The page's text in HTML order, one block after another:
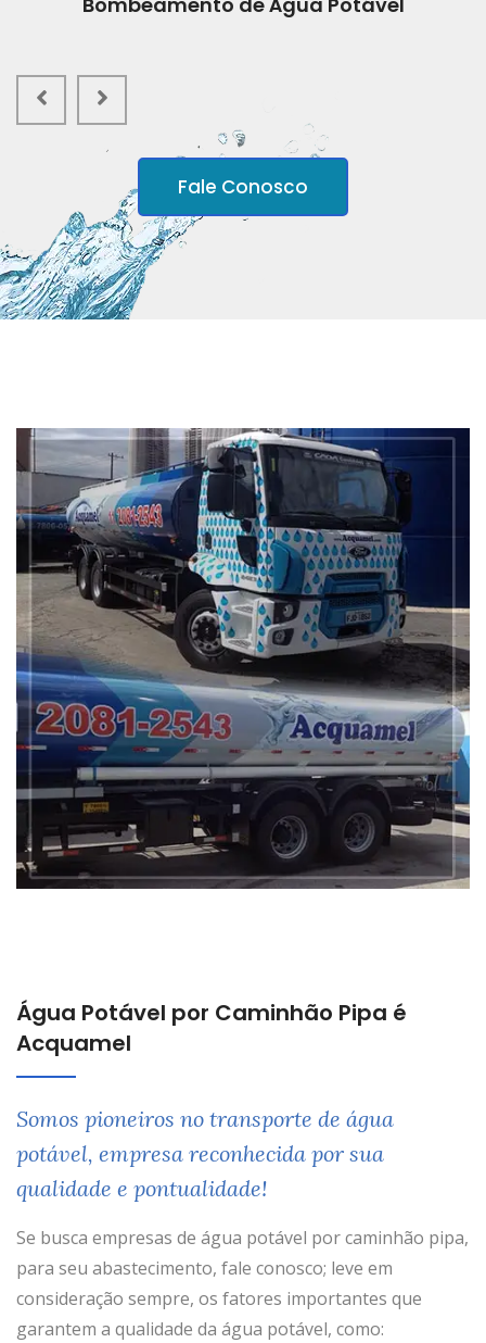
Fale Conosco
Água Potável por Caminhão Pipa é
Acquamel
Somos pioneiros no transporte de água
potável, empresa reconhecida por sua
qualidade e pontualidade!
Se busca empresas de água potável por caminhão pipa,
para seu abastecimento, fale conosco; leve em
consideração sempre, os fatores importantes que
garantem a qualidade da água potável, como: